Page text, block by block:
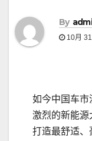
By
10月
如今中国车市
激烈的新能源
打造最舒适、